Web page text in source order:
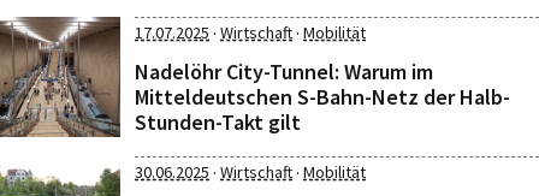
17.07.2025 · Wirtschaft· Mobilität
Nadelöhr City-Tunnel: Warum im
Mitteldeutschen S-Bahn-Netz der Halb-
Stunden-Takt gilt
30.06.2025 · Wirtschaft· Mobilität